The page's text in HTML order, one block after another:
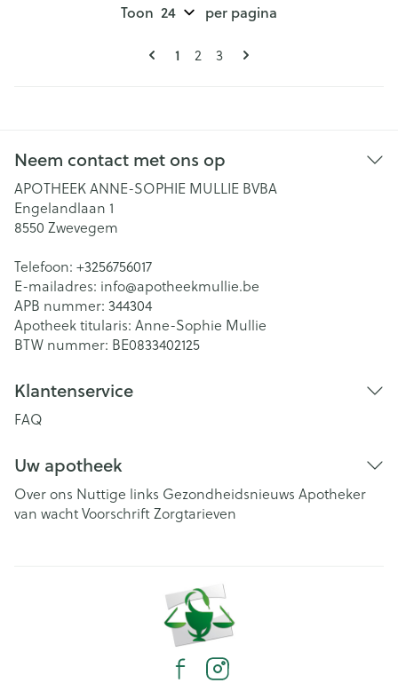
Pagina's
U lees momenteel pagina
1 Pagina
2 Pagina
3
Toon per pagina
Neem contact met ons op
APOTHEEK ANNE-SOPHIE MULLIE BVBA
Engelandlaan 1
8550 Zwevegem
Telefoon: +3256756017
E-mailadres: info@apotheekmullie.be
APB nummer: 344304
Apotheek titularis: Anne-Sophie Mullie
BTW nummer: BE0833402125
Klantenservice
FAQ
Uw apotheek
Over ons Nuttige links Gezondheidsnieuws Apotheker
van wachtVoorschriftZorgtarieven